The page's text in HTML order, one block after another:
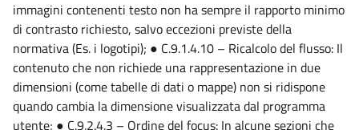
immagini contenenti testo non ha sempre il rapporto minimo
di contrasto richiesto, salvo eccezioni previste della
normativa (Es. i logotipi); ● C.9.1.4.10 – Ricalcolo del flusso: Il
contenuto che non richiede una rappresentazione in due
dimensioni (come tabelle di dati o mappe) non si ridispone
quando cambia la dimensione visualizzata dal programma
utente; ● C.9.2.4.3 – Ordine del focus: In alcune sezioni che